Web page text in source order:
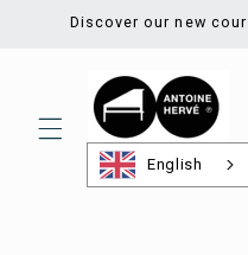
Skip to
Discover our new
English